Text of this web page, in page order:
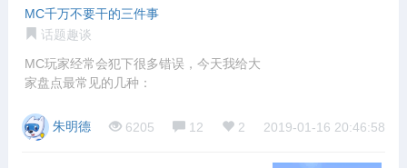
MC千万不要干的三件事
话题趣谈
MC玩家经常会犯下很多错误，今天我给大
家盘点最常见的几种：
朱明德 6205 12 2 2019-01-16 20:46:58